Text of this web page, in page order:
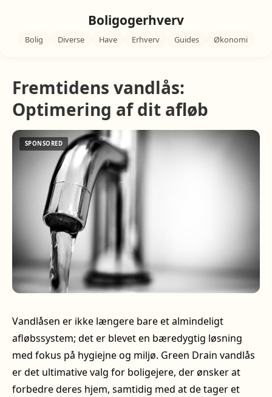
Boligogerhverv
Bolig Diverse Have Erhverv Guides Økonomi
Fremtidens vandlås:
Optimering af dit afløb
Vandlåsen er ikke længere bare et almindeligt
afløbssystem; det er blevet en bæredygtig løsning
med fokus på hygiejne og miljø. Green Drain vandlås
er det ultimative valg for boligejere, der ønsker at
forbedre deres hjem, samtidig med at de tager et